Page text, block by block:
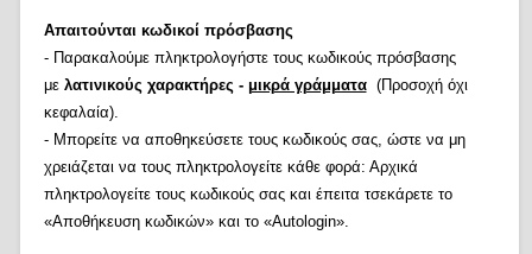
Απαιτούνται κωδικοί πρόσβασης
- Παρακαλούμε πληκτρολογήστε τους κωδικούς πρόσβασης
με λατινικούς χαρακτήρες - μικρά γράμματα(Προσοχή όχι
κεφαλαία).
- Μπορείτε να αποθηκεύσετε τους κωδικούς σας, ώστε να μη
χρειάζεται να τους πληκτρολογείτε κάθε φορά: Αρχικά
πληκτρολογείτε τους κωδικούς σας και έπειτα τσεκάρετε το
«Αποθήκευση κωδικών» και το «Autologin».